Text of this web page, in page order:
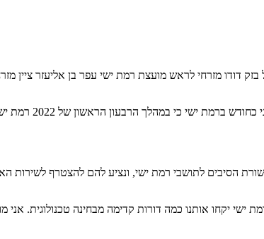
דודו מזרחי לראש מועצת רמת ישי עפר בן אליעזר ציין
המכתב הרשמי
הסיבים לתושבי רמת ישי, ונציע להם להצטרף לשירות
ישי יקחו אותנו כמה דורות קדימה מבחינה טכנולוגית.